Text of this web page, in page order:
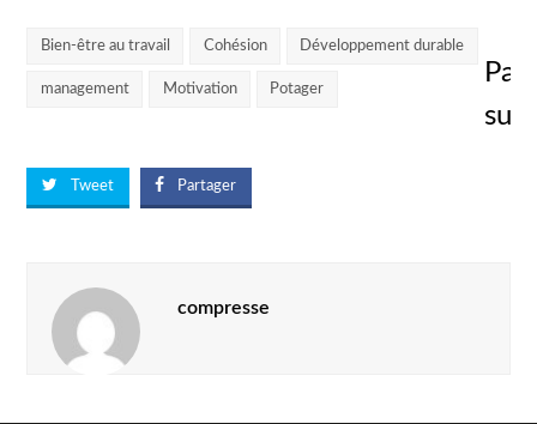
Bien-être au travail Cohésion Développement durable
management Motivation Potager
sur
Tweet Partager
compresse